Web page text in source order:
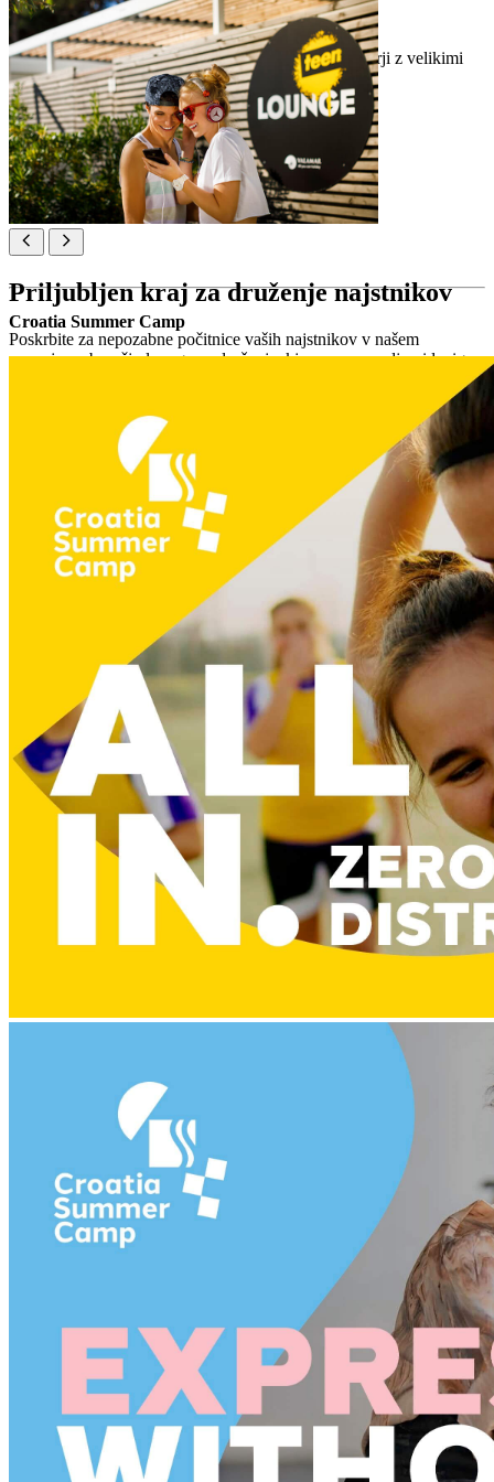
Posebnosti
gaming območje– igralne konzole in televizorji z velikimi
zasloni
zabava– igre in športni turnirji
Priljubljen kraj za druženje najstnikov
Poskrbite za nepozabne počitnice vaših najstnikov v našem
zunanjem območju lounge za druženje, kjer so v ospredju videoigre,
Teen Hangout – območje lounge za druženje na prostem
območje zabave z video igrami
športne dejavnosti (turnirji v odbojki na mivki, namizni tenis,
badminton, kolesarski izleti)
večerna zabava: disco time, gaming turnirji in filmski večeri
Croatia Summer Camp